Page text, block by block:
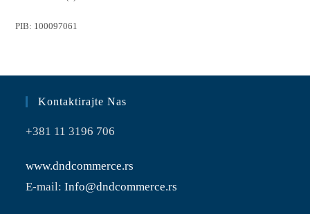
PIB: 100097061
Kontaktirajte Nas
+381 11 3196 706
www.dndcommerce.rs
E-mail:Info@dndcommerce.rs